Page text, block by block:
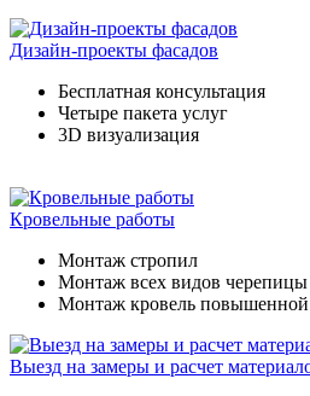
Дизайн-проекты фасадов
Бесплатная консультация
Четыре пакета услуг
3D визуализация
Кровельные работы
Монтаж стропил
Монтаж всех видов черепицы
Монтаж кровель повышенной
Выезд на замеры и расчет